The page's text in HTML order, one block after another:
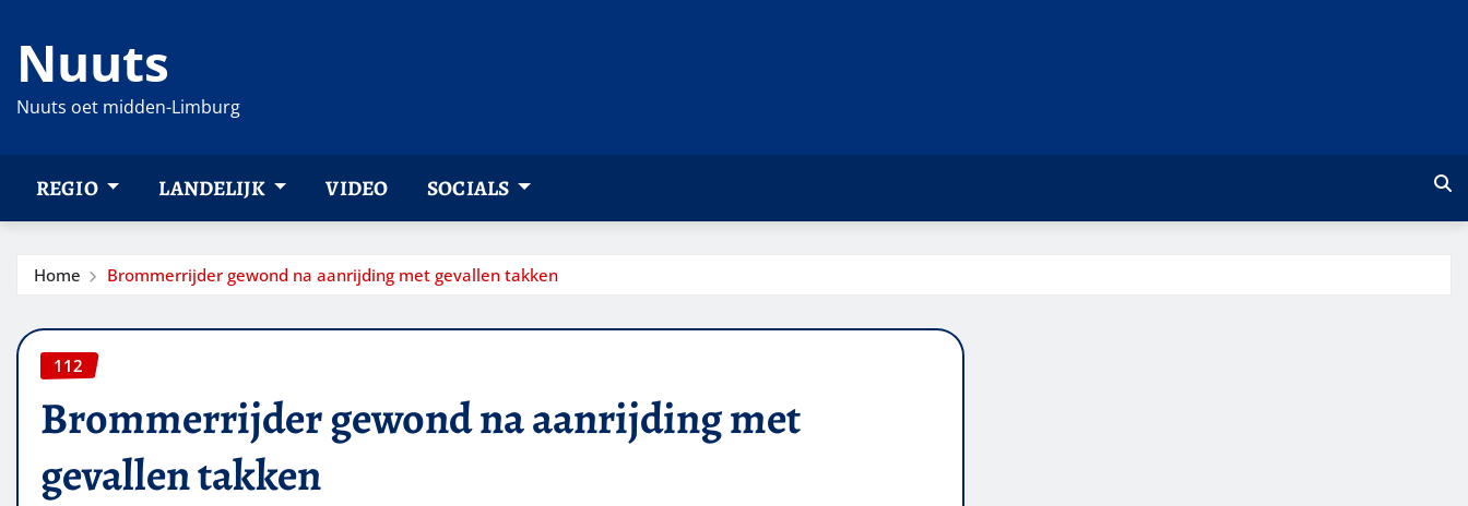
naar
inhoud
Nuuts
Nuuts oet midden-Limburg
REGIO LANDELIJK VIDEO SOCIALS
Home Brommerrijder gewond na aanrijding met gevallen takken
112
Brommerrijder gewond na aanrijding met
gevallen takken